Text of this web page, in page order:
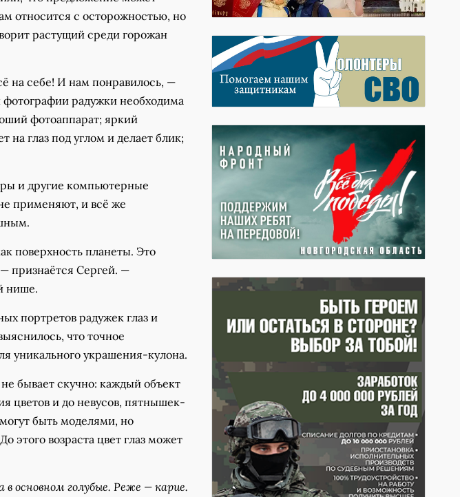
относится с осторожностью, но
растущий среди горожан
на себе! И нам понравилось, —
фотографии радужки необходима
фотоаппарат; яркий
на глаз под углом и делает блик;
и другие компьютерные
применяют, и всё же
поверхность планеты. Это
признаётся Сергей. —
нише.
портретов радужек глаз и
что точное
уникального украшения-кулона.
бывает скучно: каждый объект
цветов и до невусов, пятнышек-
быть моделями, но
этого возраста цвет глаз может
в основном голубые. Реже — карие.